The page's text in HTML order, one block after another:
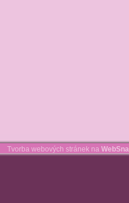
Tvorba webových stránek na